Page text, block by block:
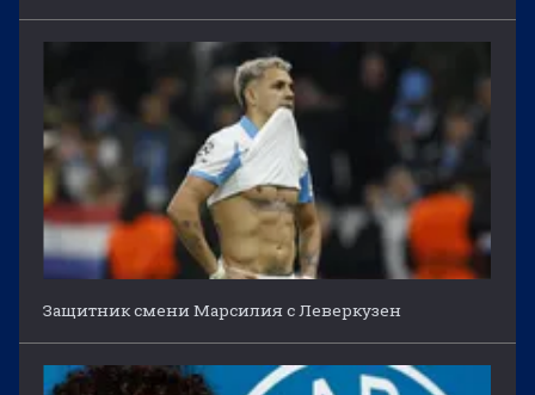
Защитник смени Марсилия с Леверкузен